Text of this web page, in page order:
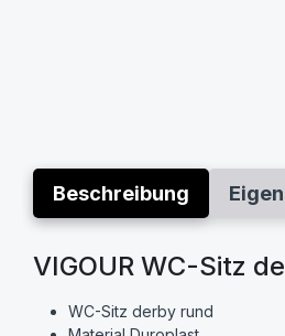
Beschreibung
VIGOUR WC-Sitz
WC-Sitz derby rund